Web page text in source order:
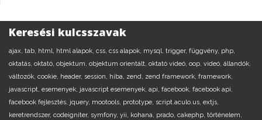
Keresési kulcsszavak
ajax, tab, html, html alapok, css, css alapok, mysql, trigger, függvény, php,
oktatás, oktató, objektum, objektum orientált, oktató videó, oop, videó, állandók,
változók, cookie, header, session, hiba, zend, zend framework, framework,
javascript, esemenyek, javascript esemenyek, api, facebook, facebook api,
facebook fejlesztés, jquery, mootools, prototype, script.aculo.us, extjs,
keretrendszer, codeigniter, symfony, yii, kohana, prado, cakephp, történelem,